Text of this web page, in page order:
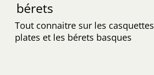
bérets
Tout connaitre sur les casquettes
plates et les bérets basques